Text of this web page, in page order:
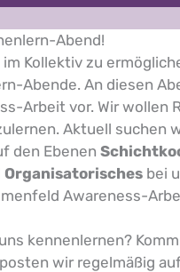
Abend!
Kollektiv zu
Abende. An diesen
Arbeit vor. Wir wollen
Aktuell suchen
den Ebenen
bei
Awareness-
kennenlernen?
wir regelmäßig